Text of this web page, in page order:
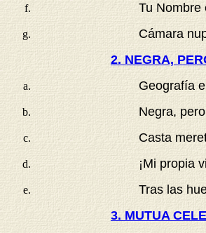
Tu Nombre
Cámara
2. NEGRA,
Geografía
Negra,
Casta
¡Mi propia
Tras las
3. MUTUA